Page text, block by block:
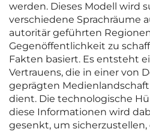
werden. Dieses Modell wird
verschiedene Sprachräume
autoritär geführten
Gegenöffentlichkeit zu
Fakten basiert. Es entsteht
Vertrauens, die in einer von
geprägten
dient. Die technologische
diese Informationen wird
gesenkt, um sicherzustellen,